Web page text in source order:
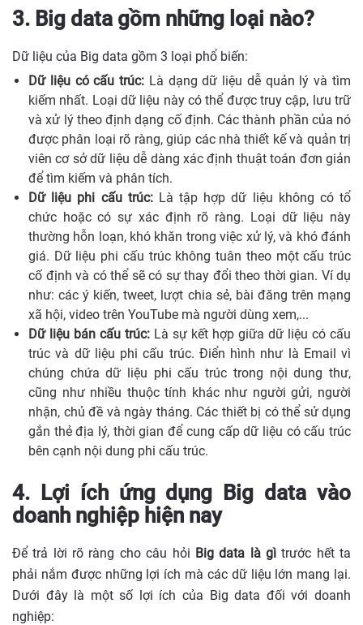
3. Big data gồm những loại nào?
Dữ liệu của Big data gồm 3 loại phổ biến:
Dữ liệu có cấu trúc: Là dạng dữ liệu dễ quản lý và tìm
kiếm nhất. Loại dữ liệu này có thể được truy cập, lưu trữ
và xử lý theo định dạng cố định. Các thành phần của nó
được phân loại rõ ràng, giúp các nhà thiết kế và quản trị
viên cơ sở dữ liệu dễ dàng xác định thuật toán đơn giản
để tìm kiếm và phân tích.
Dữ liệu phi cấu trúc:Là tập hợp dữ liệu không có tổ
chức hoặc có sự xác định rõ ràng. Loại dữ liệu này
thường hỗn loạn, khó khăn trong việc xử lý, và khó đánh
giá. Dữ liệu phi cấu trúc không tuân theo một cấu trúc
cố định và có thể sẽ có sự thay đổi theo thời gian. Ví dụ
như: các ý kiến, tweet, lượt chia sẻ, bài đăng trên mạng
xã hội, video trên YouTube mà người dùng xem,...
Dữ liệu bán cấu trúc: Là sự kết hợp giữa dữ liệu có cấu
trúc và dữ liệu phi cấu trúc. Điển hình như là Email vì
chúng chứa dữ liệu phi cấu trúc trong nội dung thư,
cũng như nhiều thuộc tính khác như người gửi, người
nhận, chủ đề và ngày tháng. Các thiết bị có thể sử dụng
gắn thẻ địa lý, thời gian để cung cấp dữ liệu có cấu trúc
bên cạnh nội dung phi cấu trúc.
4. Lợi ích ứng dụng Big data vào
doanh nghiệp hiện nay
Để trả lời rõ ràng cho câu hỏi Big data là gìtrước hết ta
phải nắm được những lợi ích mà các dữ liệu lớn mang lại.
Dưới đây là một số lợi ích của Big data đối với doanh
nghiệp: